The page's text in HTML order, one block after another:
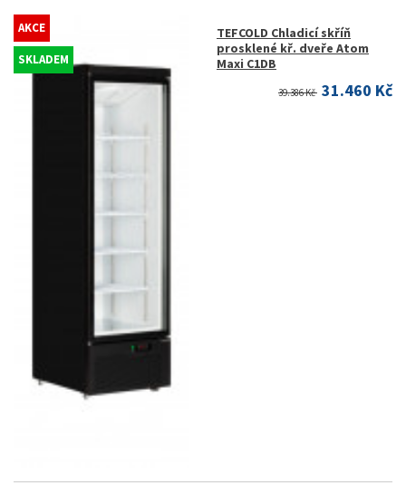
AKCE
SKLADEM
TEFCOLD Chladicí skříň
prosklené kř. dveře Atom
Maxi C1DB
39.386 Kč 31.460 Kč